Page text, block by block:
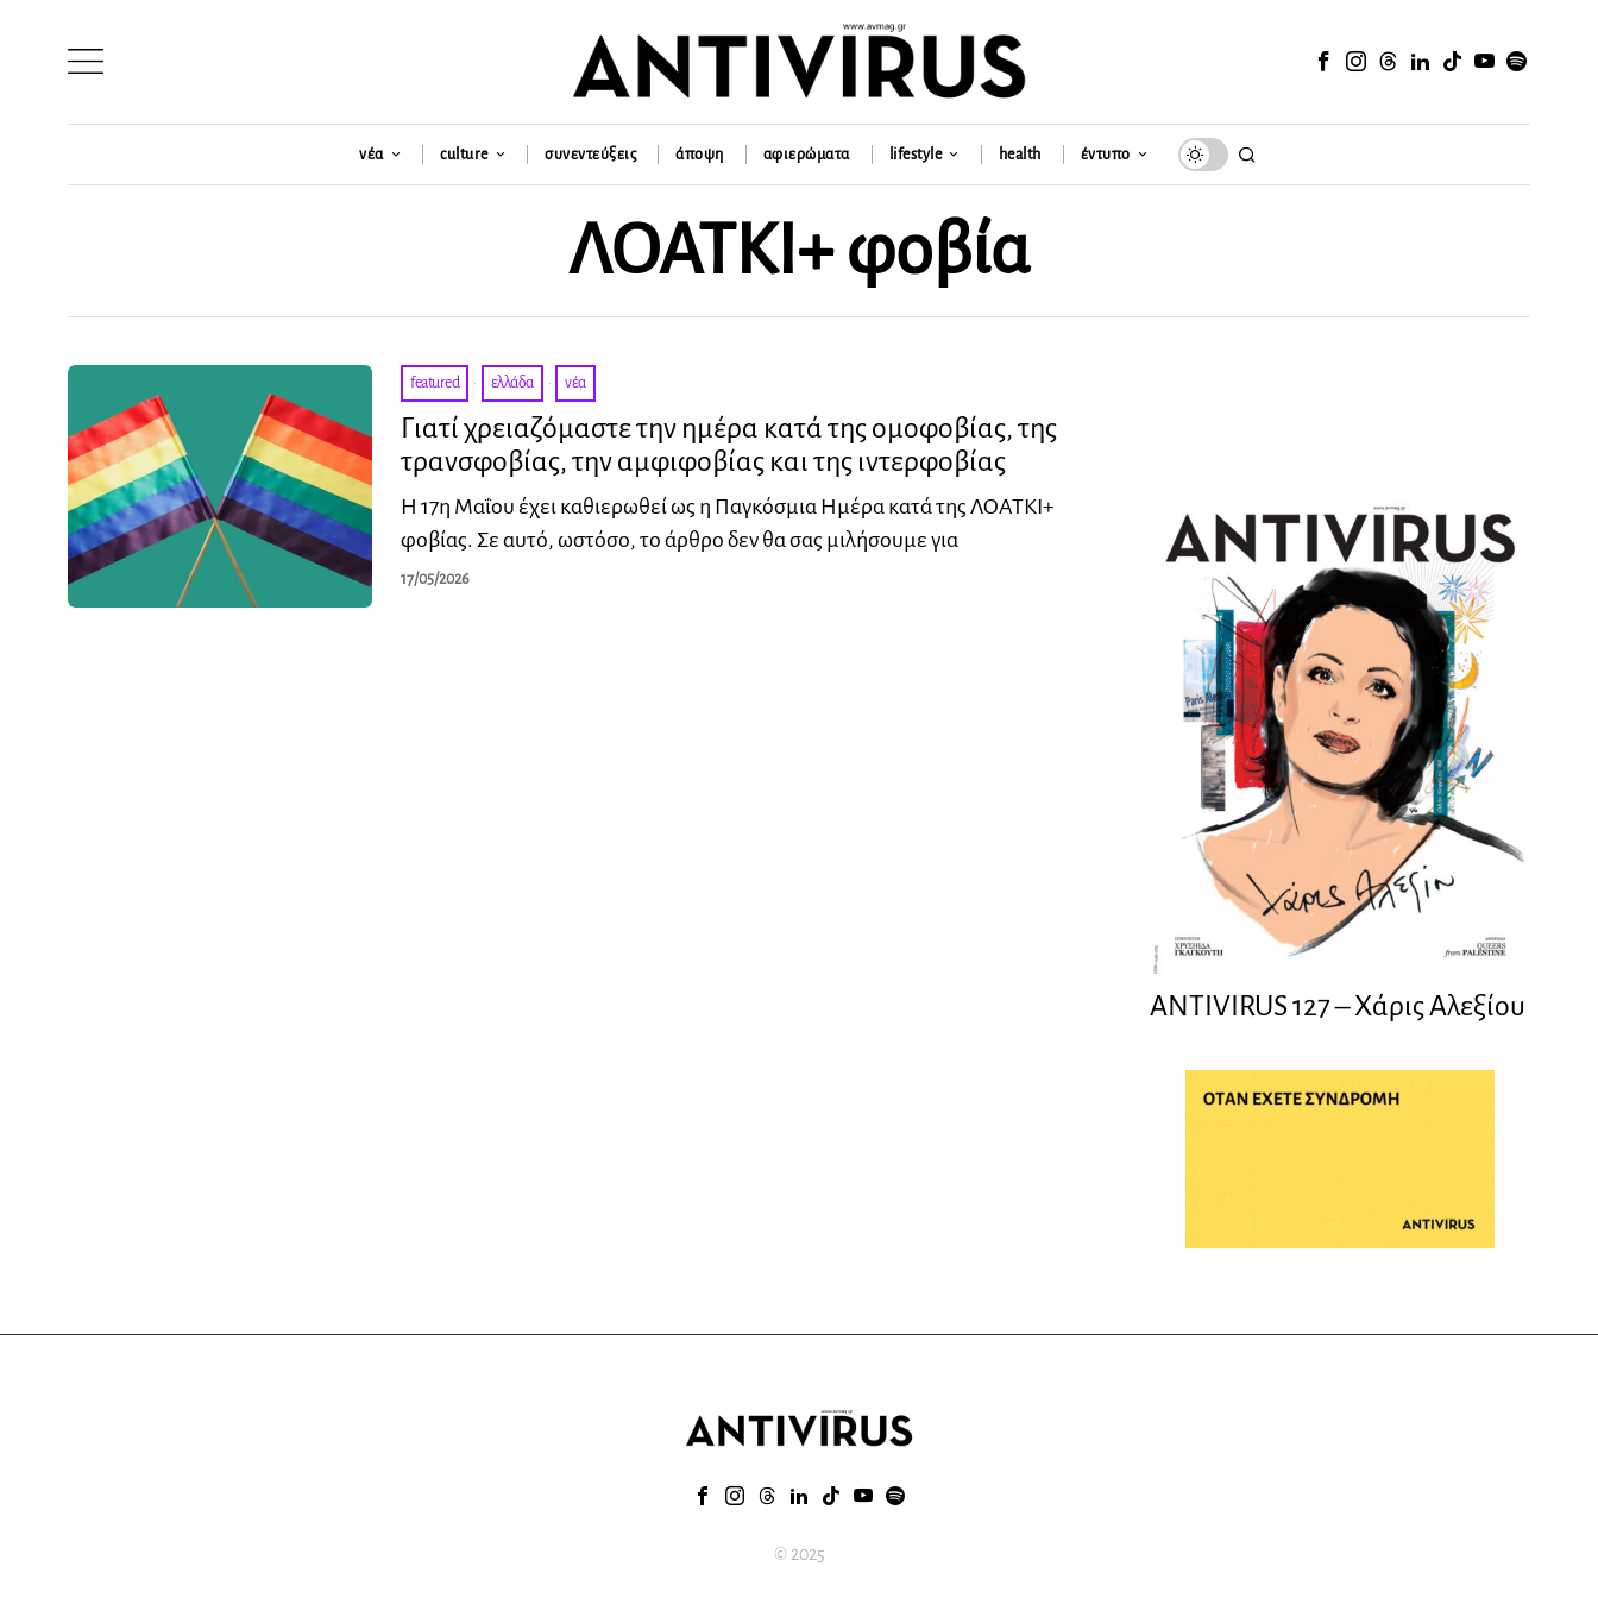
νέα culture συνεντεύξεις άποψη αφιερώματα lifestyle health έντυπο
ΛΟΑΤΚΙ+ φοβία
featured · ελλάδα · νέα
Γιατί χρειαζόμαστε την ημέρα κατά της ομοφοβίας, της
τρανσφοβίας, την αμφιφοβίας και της ιντερφοβίας
Η 17η Μαΐου έχει καθιερωθεί ως η Παγκόσμια Ημέρα κατά της ΛΟΑΤΚΙ+
φοβίας. Σε αυτό, ωστόσο, το άρθρο δεν θα σας μιλήσουμε για
17/05/2026
ANTIVIRUS 127 – Xάρις Αλεξίου
© 2025